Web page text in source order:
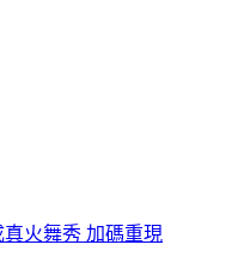
坪破屋 父母帶補助金跑